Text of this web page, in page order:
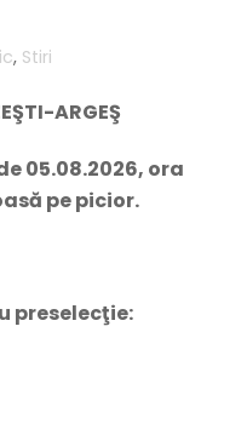
, Stiri
ARGEŞ
05.08.2026, ora
pe picior.
preselecţie: